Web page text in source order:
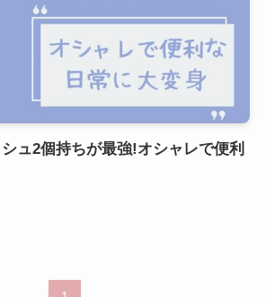
ュ2個持ちが最強!オシャレで便利